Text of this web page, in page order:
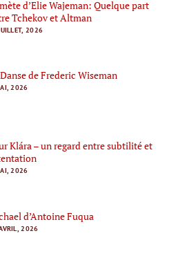
d’Elie Wajeman: Quelque part
Tchekov et Altman
2026
de Frederic Wiseman
2026
Klára – un regard entre subtilité et
2026
d’Antoine Fuqua
2026